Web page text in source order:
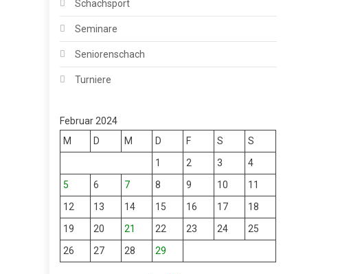
Schachsport
Seminare
Seniorenschach
Turniere
Februar 2024
M
D M D F S
S
1
2 3
4
5
6 7 8 9 10
11
12
13 14 15 16 17
18
19
20 21 22 23 24
25
26
27 28 29